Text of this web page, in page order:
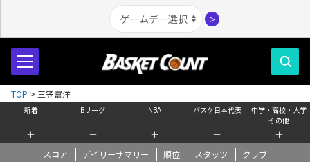
＞
新着
＋
Bリーグ
＋
NBA
＋
バスケ日本代表
＋
中学・高校・大学
その他
＋
スコア デイリーサマリー 順位 スタッツ クラブ
TOP > 三笠富洋